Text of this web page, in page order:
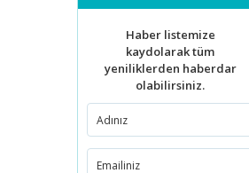
Haber listemize
kaydolarak tüm
yeniliklerden haberdar
olabilirsiniz.